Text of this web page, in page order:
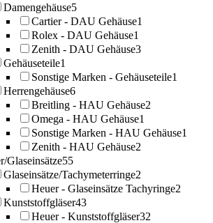
Damengehäuse5
Cartier - DAU Gehäuse1
Rolex - DAU Gehäuse1
Zenith - DAU Gehäuse3
Gehäuseteile1
Sonstige Marken - Gehäuseteile1
Herrengehäuse6
Breitling - HAU Gehäuse2
Omega - HAU Gehäuse1
Sonstige Marken - HAU Gehäuse1
Zenith - HAU Gehäuse2
Glaseinsätze55
Glaseinsätze/Tachymeterringe2
Heuer - Glaseinsätze Tachyringe2
Kunststoffgläser43
Heuer - Kunststoffgläser32